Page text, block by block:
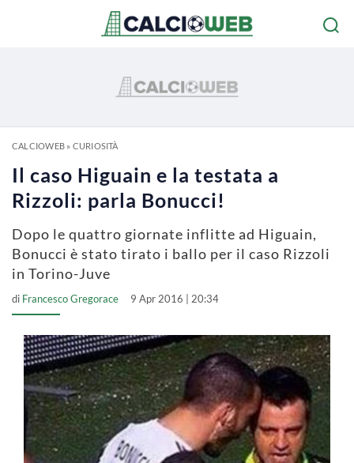
CALCIOWEB» CURIOSITÀ
Il caso Higuain e la testata a
Rizzoli: parla Bonucci!
Dopo le quattro giornate inflitte ad Higuain,
Bonucci è stato tirato i ballo per il caso Rizzoli
in Torino-Juve
di Francesco Gregorace 9 Apr 2016 | 20:34